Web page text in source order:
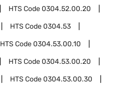
HTS Code0304.52.00.20
HTS Code0304.53
HTS Code0304.53.00.10
HTS Code0304.53.00.20
HTS Code0304.53.00.30